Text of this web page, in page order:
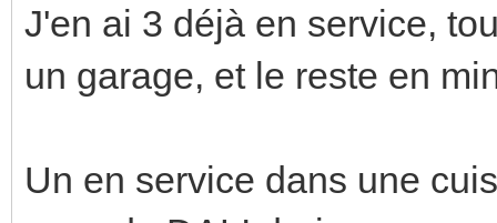
J'en ai 3 déjà en service,
un garage, et le reste en
Un en service dans une